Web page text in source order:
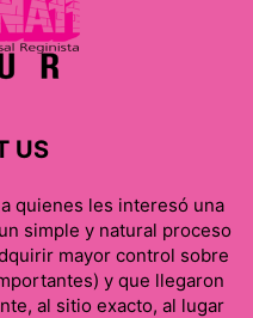
US
quienes les interesó una
simple y natural proceso
mayor control sobre
y que llegaron
al sitio exacto, al lugar